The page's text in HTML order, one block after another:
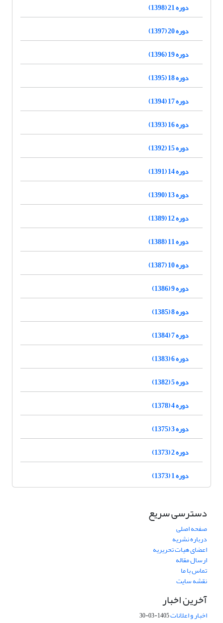
دوره 21 (1398)
دوره 20 (1397)
دوره 19 (1396)
دوره 18 (1395)
دوره 17 (1394)
دوره 16 (1393)
دوره 15 (1392)
دوره 14 (1391)
دوره 13 (1390)
دوره 12 (1389)
دوره 11 (1388)
دوره 10 (1387)
دوره 9 (1386)
دوره 8 (1385)
دوره 7 (1384)
دوره 6 (1383)
دوره 5 (1382)
دوره 4 (1378)
دوره 3 (1375)
دوره 2 (1373)
دوره 1 (1373)
دسترسی سریع
صفحه اصلی
درباره نشریه
اعضای هیات تحریریه
ارسال مقاله
تماس با ما
نقشه سایت
آخرین اخبار
اخبار و اعلانات1405-03-30